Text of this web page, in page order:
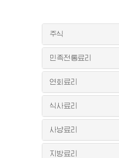
주식
민족전통료리
연회료리
식사료리
사냥료리
지방료리